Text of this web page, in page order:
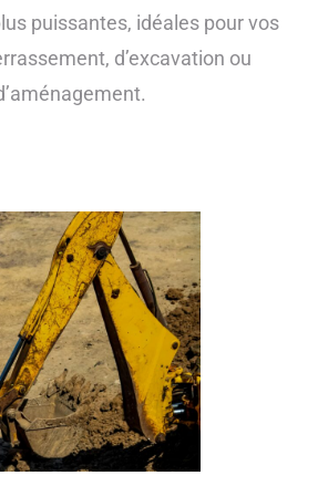
puissantes, idéales pour vos
d’excavation ou